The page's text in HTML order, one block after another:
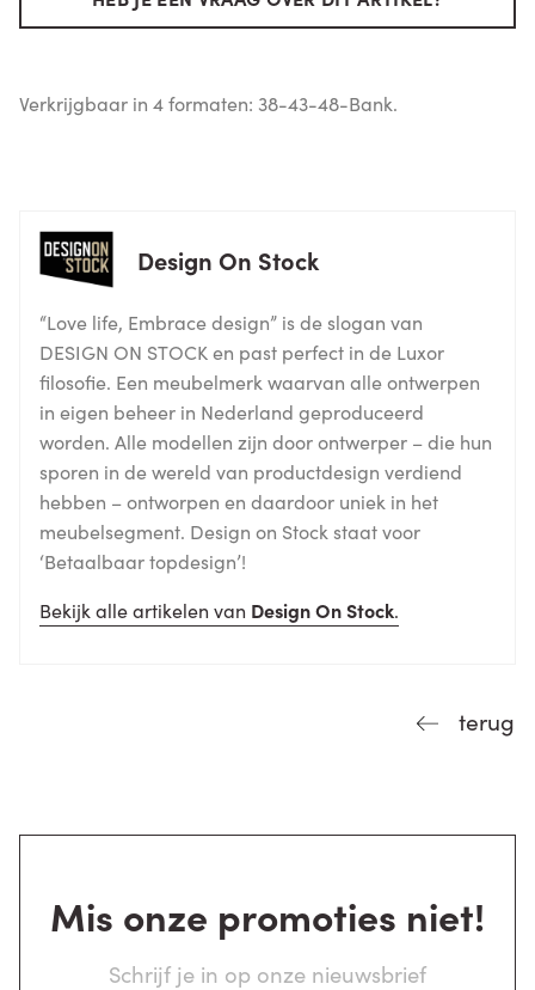
Verkrijgbaar in 4 formaten: 38-43-48-Bank.
Design On Stock
“Love life, Embrace design” is de slogan van
DESIGN ON STOCK en past perfect in de Luxor
filosofie. Een meubelmerk waarvan alle ontwerpen
in eigen beheer in Nederland geproduceerd
worden. Alle modellen zijn door ontwerper – die hun
sporen in de wereld van productdesign verdiend
hebben – ontworpen en daardoor uniek in het
meubelsegment. Design on Stock staat voor
‘Betaalbaar topdesign’!
Bekijk alle artikelen van Design On Stock.
terug
Mis onze promoties niet!
Schrijf je in op onze nieuwsbrief